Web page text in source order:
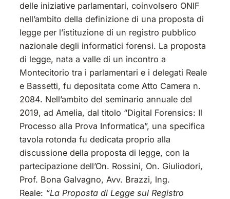
delle iniziative parlamentari, coinvolsero ONIF
nell’ambito della definizione di una proposta di
legge per l’istituzione di un registro pubblico
nazionale degli informatici forensi. La proposta
di legge, nata a valle di un incontro a
Montecitorio tra i parlamentari e i delegati Reale
e Bassetti, fu depositata come Atto Camera n.
2084. Nell’ambito del seminario annuale del
2019, ad Amelia, dal titolo “Digital Forensics: Il
Processo alla Prova Informatica”, una specifica
tavola rotonda fu dedicata proprio alla
discussione della proposta di legge, con la
partecipazione dell’On. Rossini, On. Giuliodori,
Prof. Bona Galvagno, Avv. Brazzi, lng.
Reale: “La Proposta di Legge sul Registro